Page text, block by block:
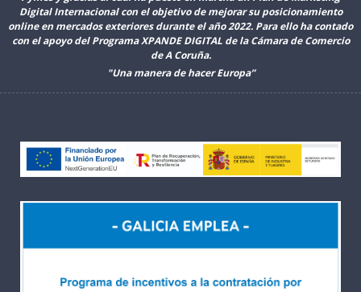
Digital Internacional con el objetivo de mejorar su posicionamiento
online en mercados exteriores durante el año 2022. Para ello ha contado
con el apoyo del Programa XPANDE DIGITAL de la Cámara de Comercio
de A Coruña.
"Una manera de hacer Europa”